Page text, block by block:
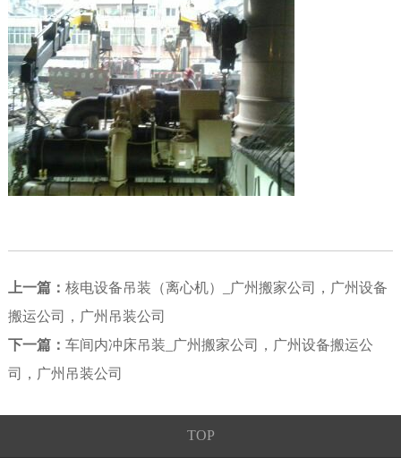
上一篇： 核电设备吊装（离心机）_广州搬家公司，广州设备
搬运公司，广州吊装公司
下一篇： 车间内冲床吊装_广州搬家公司，广州设备搬运公
司，广州吊装公司
TOP